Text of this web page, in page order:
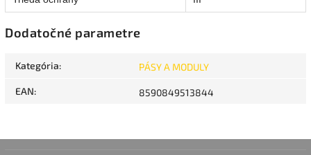
Dodatočné parametre
Kategória: PÁSY A MODULY
EAN: 8590849513844